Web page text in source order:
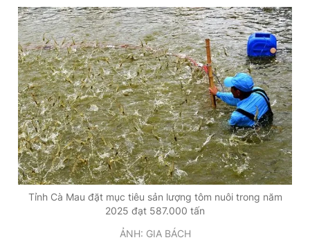
Theo dõi báo trên
Hotline
0906 645 777
Liên hệ quảng cáo
0908 780 404
Đặt báo Quảng cáo RSS Tòa soạn Chính sách bảo
Tổng biên tập: Nguyễn Ngọc Toàn
Phó tổng biên tập thường trực: Hải Thành
Phó tổng biên tập: Lâm Hiếu Dũng
Phó tổng biên tập: Trần Việt Hưng
Tỉnh Cà Mau đặt mục tiêu sản lượng tôm nuôi trong năm
2025 đạt 587.000 tấn
ẢNH: GIA BÁCH